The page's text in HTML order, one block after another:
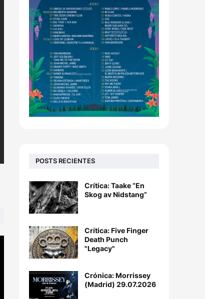
POSTS RECIENTES
Crítica: Taake “En
Skog av Nidstang”
Crítica: Five Finger
Death Punch
"Legacy"
Crónica: Morrissey
(Madrid) 29.07.2026